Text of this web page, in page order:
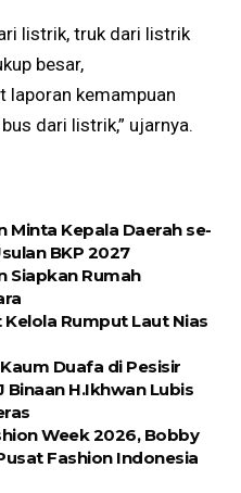
listrik, truk dari listrik
besar,
laporan kemampuan
dari listrik,” ujarnya.
Minta Kepala Daerah se-
BKP 2027
Siapkan Rumah
Kelola Rumput Laut Nias
Duafa di Pesisir
Binaan H.Ikhwan Lubis
Week 2026, Bobby
Fashion Indonesia